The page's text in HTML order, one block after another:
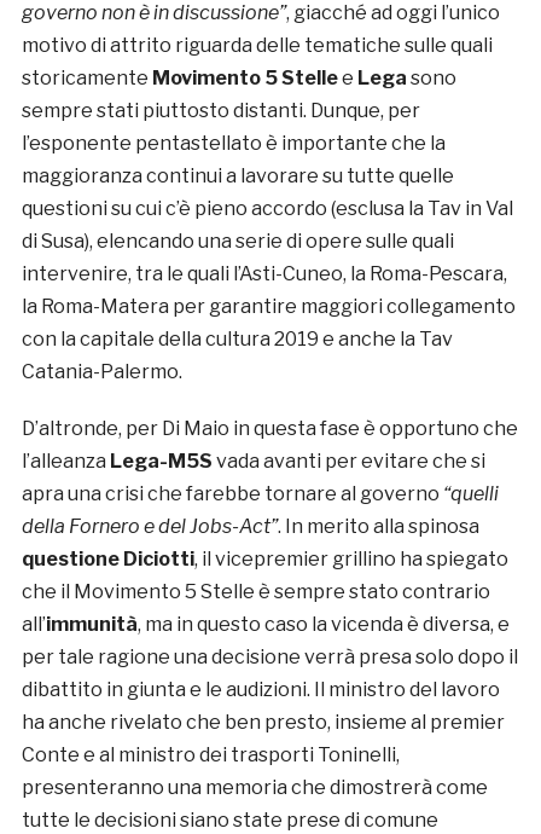
governo non è in discussione”, giacché ad oggi l’unico
motivo di attrito riguarda delle tematiche sulle quali
storicamente Movimento 5 Stellee Lega sono
sempre stati piuttosto distanti. Dunque, per
l’esponente pentastellato è importante che la
maggioranza continui a lavorare su tutte quelle
questioni su cui c’è pieno accordo (esclusa la Tav in Val
di Susa), elencando una serie di opere sulle quali
intervenire, tra le quali l’Asti-Cuneo, la Roma-Pescara,
la Roma-Matera per garantire maggiori collegamento
con la capitale della cultura 2019 e anche la Tav
Catania-Palermo.
D’altronde, per Di Maio in questa fase è opportuno che
l’alleanza Lega-M5S vada avanti per evitare che si
apra una crisi che farebbe tornare al governo “quelli
della Fornero e del Jobs-Act”. In merito alla spinosa
questione Diciotti, il vicepremier grillino ha spiegato
che il Movimento 5 Stelle è sempre stato contrario
all’immunità, ma in questo caso la vicenda è diversa, e
per tale ragione una decisione verrà presa solo dopo il
dibattito in giunta e le audizioni. Il ministro del lavoro
ha anche rivelato che ben presto, insieme al premier
Conte e al ministro dei trasporti Toninelli,
presenteranno una memoria che dimostrerà come
tutte le decisioni siano state prese di comune